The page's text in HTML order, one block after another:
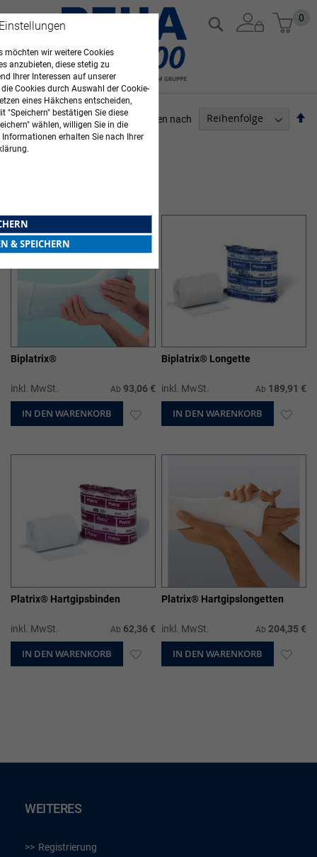
Zum
Inhalt
0
Suche
Sortieren nach
Biplatrix®
inkl. MwSt. Ab 93,06 €
IN DEN WARENKORB ZUR
Biplatrix® Longette
inkl. MwSt. Ab 189,91 €
IN DEN WARENKORB ZUR
Platrix® Hartgipsbinden
inkl. MwSt. Ab 62,36 €
IN DEN WARENKORB ZUR
Platrix® Hartgipslongetten
inkl. MwSt. Ab 204,35 €
IN DEN WARENKORB ZUR
ARZTBEDARF
WEITERES
Registrierung
möchten wir weitere Cookies
anzubieten, diese stetig zu
Ihrer Interessen auf unserer
Cookies durch Auswahl der Cookie-
eines Häkchens entscheiden,
"Speichern" bestätigen Sie diese
wählen, willigen Sie in die
erhalten Sie nach Ihrer
& SPEICHERN